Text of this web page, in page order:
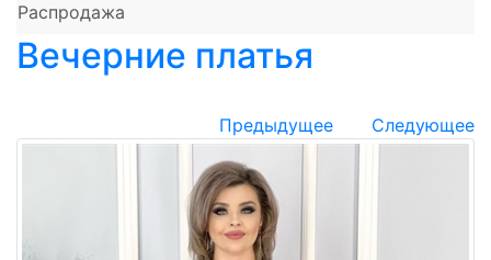
Распродажа
Вечерние платья
Предыдущее Следующее